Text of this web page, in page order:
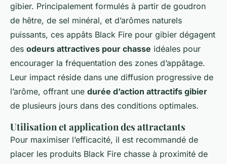
gibier. Principalement formulés à partir de goudron
de hêtre, de sel minéral, et d’arômes naturels
puissants, ces appâts Black Fire pour gibier dégagent
des odeurs attractives pour chasse idéales pour
encourager la fréquentation des zones d’appâtage.
Leur impact réside dans une diffusion progressive de
l’arôme, offrant une durée d’action attractifs gibier
de plusieurs jours dans des conditions optimales.
Utilisation et application des attractants
Pour maximiser l’efficacité, il est recommandé de
placer les produits Black Fire chasse à proximité de